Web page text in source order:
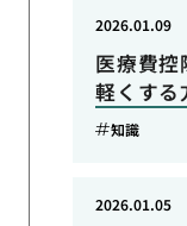
医療費控
軽くする
2026.01.09
知識
2026.01.05